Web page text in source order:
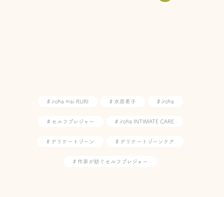
# iroha mai RURI # 水原希子 # iroha
# セルフプレジャー # iroha INTIMATE CARE
# デリケートゾーン # デリケートゾーンケア
# 作家が紡ぐセルフプレジャー